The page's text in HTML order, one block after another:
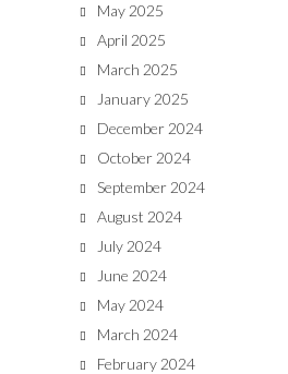
May 2025
April 2025
March 2025
January 2025
December 2024
October 2024
September 2024
August 2024
July 2024
June 2024
May 2024
March 2024
February 2024